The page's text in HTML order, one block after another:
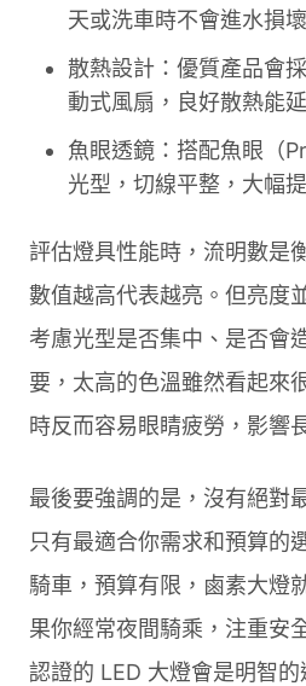
天或洗車時不會進水損壞
散熱設計：優質產品會
動式風扇，良好散熱能
魚眼透鏡：搭配魚眼（
光型，切線平整，大幅
評估燈具性能時，流明數是
數值越高代表越亮。但亮度
考慮光型是否集中、是否會
要，太高的色溫雖然看起來
時反而容易眼睛疲勞，影響
最後要強調的是，沒有絕對
只有最適合你需求和預算的
騎車，預算有限，鹵素大燈
果你經常夜間騎乘，注重安
認證的 LED 大燈會是明智的